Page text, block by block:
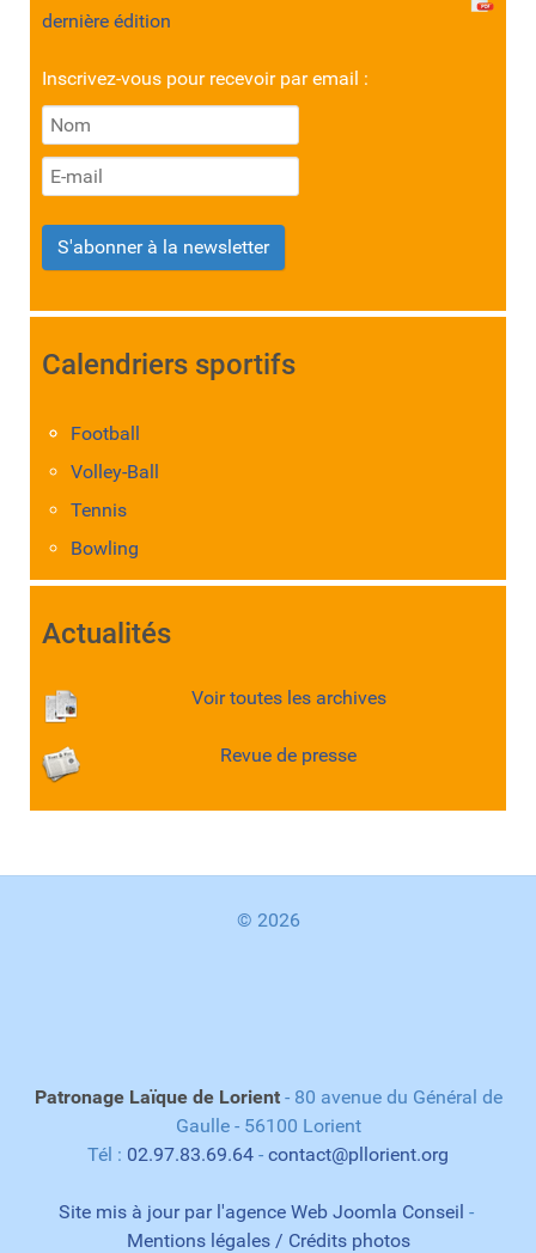
dernière édition
Inscrivez-vous pour recevoir par email :
S'abonner à la newsletter
Calendriers sportifs
Football
Volley-Ball
Tennis
Bowling
Actualités
Voir toutes les archives
Revue de presse
© 2026
Patronage Laïque de Lorient - 80 avenue du Général de
Gaulle - 56100 Lorient
Tél : 02.97.83.69.64 - contact@pllorient.org
Site mis à jour par l'agence Web Joomla Conseil -
Mentions légales / Crédits photos